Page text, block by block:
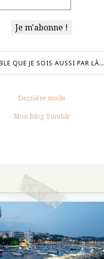
QUE JE SOIS AUSSI PAR LÀ…
Dernière mode
Mon blog Tumblr